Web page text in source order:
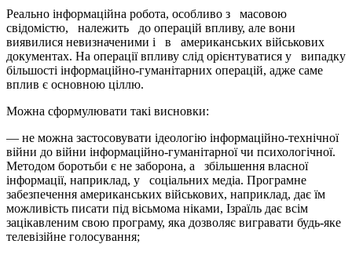
Реально інформаційна робота, особливо з масовою
свідомістю, належить до операцій впливу, але вони
виявилися невизначеними і в американських військових
документах. На операції впливу слід орієнтуватися у випадку
більшості інформаційно-гуманітарних операцій, адже саме
вплив є основною ціллю.
Можна сформулювати такі висновки:
— не можна застосовувати ідеологію інформаційно-технічної
війни до війни інформаційно-гуманітарної чи психологічної.
Методом боротьби є не заборона, а збільшення власної
інформації, наприклад, у соціальних медіа. Програмне
забезпечення американських військових, наприклад, дає їм
можливість писати під вісьмома ніками, Ізраїль дає всім
зацікавленим свою програму, яка дозволяє вигравати будь-яке
телевізійне голосування;